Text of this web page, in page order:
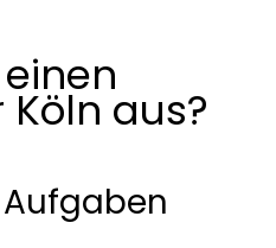
aus?